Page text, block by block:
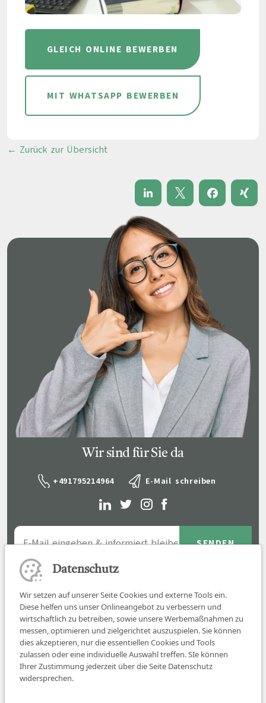
GLEICH ONLINE BEWERBEN
MIT WHATSAPP BEWERBEN
← Zurück zur Übersicht
Wir sind für Sie da
+491795214964 E-Mail schreiben
Job finden
Datenschutz
Wir setzen auf unserer Seite Cookies und externe Tools ein.
Diese helfen uns unser Onlineangebot zu verbessern und
wirtschaftlich zu betreiben, sowie unsere Werbemaßnahmen zu
messen, optimieren und zielgerichtet auszuspielen. Sie können
dies akzeptieren, nur die essentiellen Cookies und Tools
zulassen oder eine individuelle Auswahl treffen. SIe können
Ihrer Zustimmung jederzeit über die Seite Datenschutz
widersprechen.